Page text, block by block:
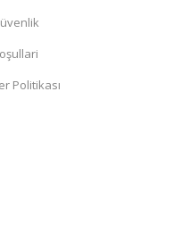
Yorumlara bakildiginda hep bi
şüphelerin artmasına neden
Politikası